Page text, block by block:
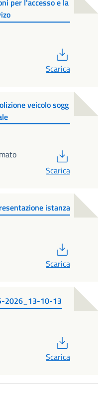
per l'accesso e la
Scarica
veicolo sogg
Scarica
istanza
Scarica
2026_13-10-13
Scarica